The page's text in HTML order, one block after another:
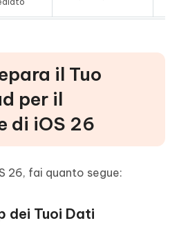
il Tuo
per il
di iOS 26
26, fai quanto segue:
dei Tuoi Dati